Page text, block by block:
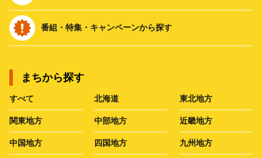
番組・特集・キャンペーンから探す
まちから探す
すべて 北海道 東北地方
関東地方 中部地方 近畿地方
中国地方 四国地方 九州地方